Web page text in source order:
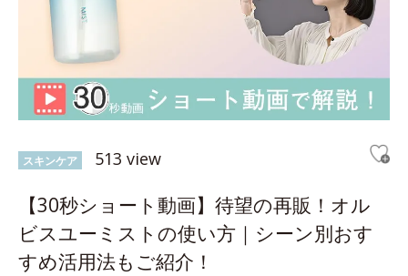
スキンケア 513 view
【30秒ショート動画】待望の再販！オル
ビスユーミストの使い方｜シーン別おす
すめ活用法もご紹介！